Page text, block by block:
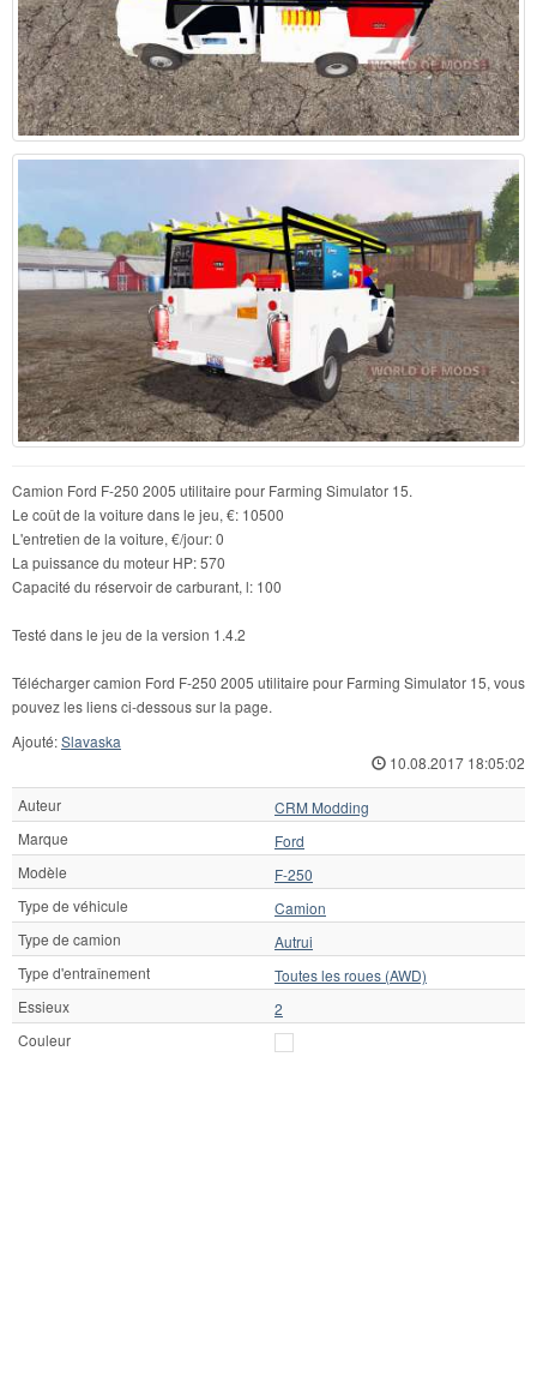
Camion Ford F-250 2005 utilitaire pour Farming Simulator 15.
Le coût de la voiture dans le jeu, €: 10500
L'entretien de la voiture, €/jour: 0
La puissance du moteur HP: 570
Capacité du réservoir de carburant, l: 100
Testé dans le jeu de la version 1.4.2
Télécharger camion Ford F-250 2005 utilitaire pour Farming Simulator 15, vous
pouvez les liens ci-dessous sur la page.
Ajouté:Slavaska
10.08.2017 18:05:02
Auteur
CRM Modding
Marque
Ford
Modèle
F-250
Type de véhicule
Camion
Type de camion
Autrui
Type d'entraînement
Toutes les roues (AWD)
Essieux
2
Couleur